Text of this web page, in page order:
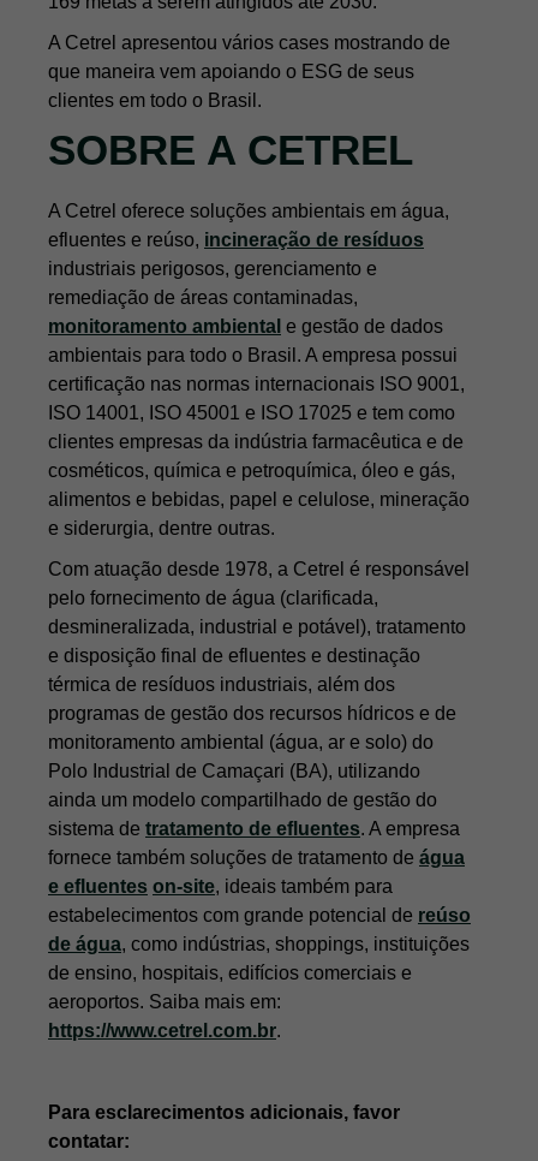
A Cetrel apresentou vários cases mostrando de
que maneira vem apoiando o ESG de seus
clientes em todo o Brasil.
SOBRE A CETREL
A Cetrel oferece soluções ambientais em água,
efluentes e reúso, incineração de resíduos
industriais perigosos, gerenciamento e
remediação de áreas contaminadas,
monitoramento ambiental e gestão de dados
ambientais para todo o Brasil. A empresa possui
certificação nas normas internacionais ISO 9001,
ISO 14001, ISO 45001 e ISO 17025 e tem como
clientes empresas da indústria farmacêutica e de
cosméticos, química e petroquímica, óleo e gás,
alimentos e bebidas, papel e celulose, mineração
e siderurgia, dentre outras.
Com atuação desde 1978, a Cetrel é responsável
pelo fornecimento de água (clarificada,
desmineralizada, industrial e potável), tratamento
e disposição final de efluentes e destinação
térmica de resíduos industriais, além dos
programas de gestão dos recursos hídricos e de
monitoramento ambiental (água, ar e solo) do
Polo Industrial de Camaçari (BA), utilizando
ainda um modelo compartilhado de gestão do
sistema de tratamento de efluentes. A empresa
fornece também soluções de tratamento de água
e efluentes on-site, ideais também para
estabelecimentos com grande potencial de reúso
de água, como indústrias, shoppings, instituições
de ensino, hospitais, edifícios comerciais e
aeroportos. Saiba mais em:
https://www.cetrel.com.br.
Para esclarecimentos adicionais, favor
contatar:
dados para que a Cetrel entre em contato
comigo.
FALAR COM ESPECIALISTA